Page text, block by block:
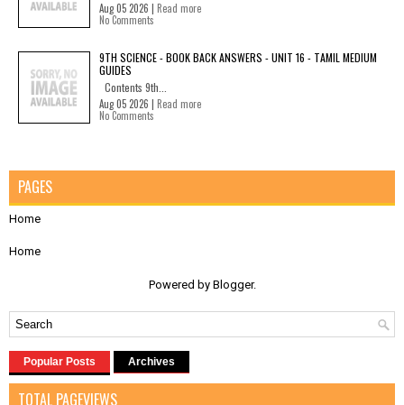
Aug 05 2026 | Read more
No Comments
9TH SCIENCE - BOOK BACK ANSWERS - UNIT 16 - TAMIL MEDIUM
GUIDES
Contents 9th...
Aug 05 2026 | Read more
No Comments
PAGES
Home
Home
Powered by Blogger.
Popular Posts Archives
TOTAL PAGEVIEWS